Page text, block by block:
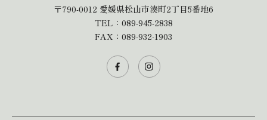
〒790-0012 愛媛県松山市湊町2丁目5番地6
TEL： 089-945-2838
FAX：089-932-1903